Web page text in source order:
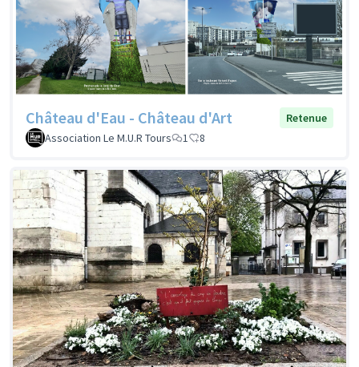
Château d'Eau - Château d'Art
Retenue
Association Le M.U.R Tours
1 8